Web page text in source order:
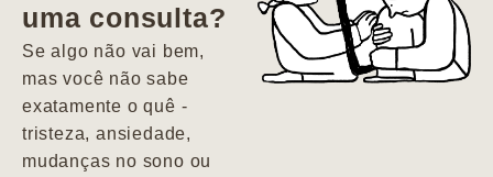
depressão e
agitação com
pensamentos
uma consulta?
Se algo não vai bem,
mas você não sabe
exatamente o quê -
tristeza, ansiedade,
mudanças no sono ou